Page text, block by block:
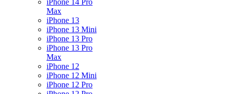
iPhone 14 Pro
Max
iPhone 13
iPhone 13 Mini
iPhone 13 Pro
iPhone 13 Pro
Max
iPhone 12
iPhone 12 Mini
iPhone 12 Pro